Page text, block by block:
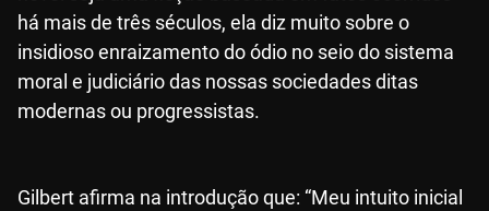
há mais de três séculos, ela diz muito sobre o
insidioso enraizamento do ódio no seio do sistema
moral e judiciário das nossas sociedades ditas
modernas ou progressistas.
Gilbert afirma na introdução que: “Meu intuito inicial